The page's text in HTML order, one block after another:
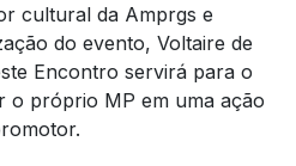
cultural da Amprgs e
do evento, Voltaire de
Encontro servirá para o
o próprio MP em uma ação